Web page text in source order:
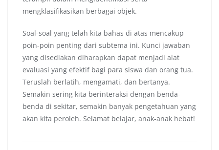
mengklasifikasikan berbagai objek.
Soal-soal yang telah kita bahas di atas mencakup
poin-poin penting dari subtema ini. Kunci jawaban
yang disediakan diharapkan dapat menjadi alat
evaluasi yang efektif bagi para siswa dan orang tua.
Teruslah berlatih, mengamati, dan bertanya.
Semakin sering kita berinteraksi dengan benda-
benda di sekitar, semakin banyak pengetahuan yang
akan kita peroleh. Selamat belajar, anak-anak hebat!